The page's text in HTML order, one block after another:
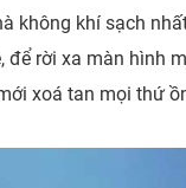
không khí sạch
rời xa màn hình
xoá tan mọi thứ